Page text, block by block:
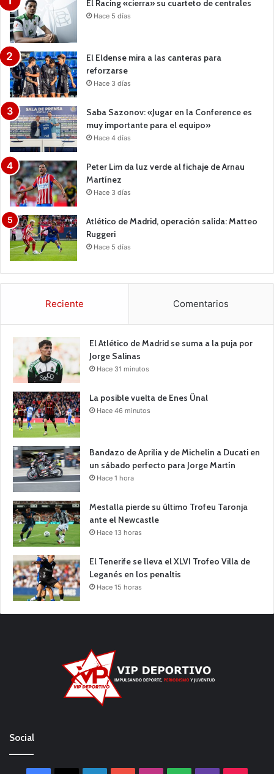
El Racing «cierra» su cuarteto de centrales
Hace 5 días
El Eldense mira a las canteras para
reforzarse
Hace 3 días
Saba Sazonov: «Jugar en la Conference es
muy importante para el equipo»
Hace 4 días
Peter Lim da luz verde al fichaje de Arnau
Martínez
Hace 3 días
Atlético de Madrid, operación salida: Matteo
Ruggeri
Hace 5 días
Reciente Comentarios
El Atlético de Madrid se suma a la puja por
Jorge Salinas
Hace 31 minutos
La posible vuelta de Enes Ünal
Hace 46 minutos
Bandazo de Aprilia y de Michelín a Ducati en
un sábado perfecto para Jorge Martín
Hace 1 hora
Mestalla pierde su último Trofeu Taronja
ante el Newcastle
Hace 13 horas
El Tenerife se lleva el XLVI Trofeo Villa de
Leganés en los penaltis
Hace 15 horas
Social